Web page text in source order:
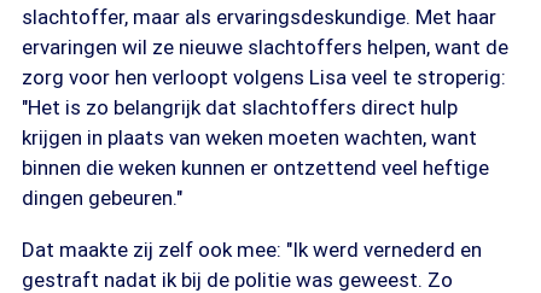
slachtoffer, maar als ervaringsdeskundige. Met haar
ervaringen wil ze nieuwe slachtoffers helpen, want de
zorg voor hen verloopt volgens Lisa veel te stroperig:
"Het is zo belangrijk dat slachtoffers direct hulp
krijgen in plaats van weken moeten wachten, want
binnen die weken kunnen er ontzettend veel heftige
dingen gebeuren."
Dat maakte zij zelf ook mee: "Ik werd vernederd en
gestraft nadat ik bij de politie was geweest. Zo